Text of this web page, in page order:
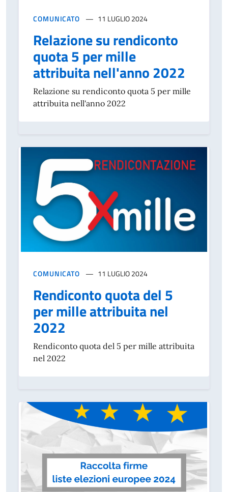
COMUNICATO 11 LUGLIO 2024
Relazione su rendiconto
quota 5 per mille
attribuita nell'anno 2022
Relazione su rendiconto quota 5 per mille
attribuita nell'anno 2022
COMUNICATO 11 LUGLIO 2024
Rendiconto quota del 5
per mille attribuita nel
2022
Rendiconto quota del 5 per mille attribuita
nel 2022